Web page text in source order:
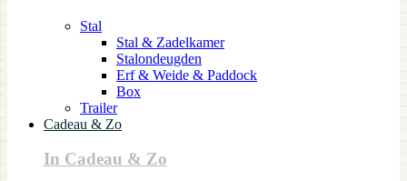
Stal
Stal & Zadelkamer
Stalondeugden
Erf & Weide & Paddock
Box
Trailer
Cadeau & Zo
In Cadeau & Zo